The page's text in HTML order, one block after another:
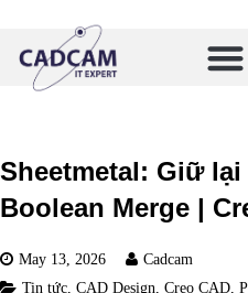
Sheetmetal: Giữ
Boolean Merge |
May 13, 2026
Cadcam
Tin tức, CAD Design, Creo CAD,